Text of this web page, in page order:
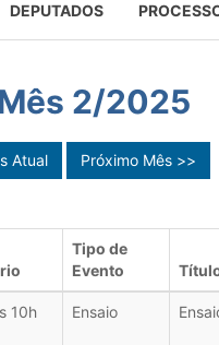
DEPUTADOS
2/2025
Atual Próximo Mês >>
Tipo de
Evento
10h Ensaio